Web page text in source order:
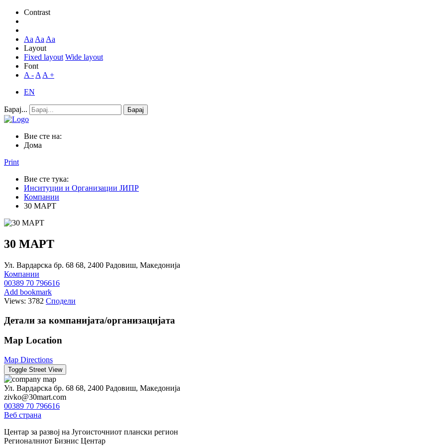
Contrast
Aa Aa Aa
Layout
Fixed layout Wide layout
Font
A - A A +
EN
Барај... Барај
Вие сте на:
Дома
Print
Вие сте тука:
Инситуции и Организации ЈИПР
Компании
30 МАРТ
30 МАРТ
Ул. Вардарска бр. 68 68, 2400 Радовиш, Македонија
Компании
00389 70 796616
Add bookmark
Views: 3782 Сподели
Детали за компанијата/организацијата
Map Location
Map Directions
Ул. Вардарска бр. 68 68, 2400 Радовиш, Македонија
zivko@30mart.com
00389 70 796616
Веб страна
Центар за развој на Југоисточниот плански регион
Регионалниот Бизнис Центар